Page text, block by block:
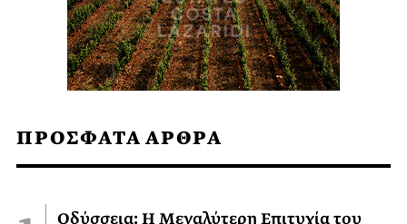
ΠΡΟΣΦΑΤΑ ΑΡΘΡΑ
Οδύσσεια: Η Μεγαλύτερη Επιτυχία του